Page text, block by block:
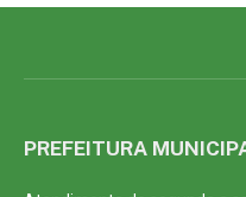
PREFEITURA